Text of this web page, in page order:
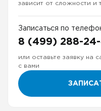
зависит от сложности и
Записаться по
8 (499) 288-
или оставьте заявку на
с вами